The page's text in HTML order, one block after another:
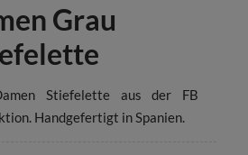
Grau
Stiefelette aus der FB
Handgefertigt in Spanien.